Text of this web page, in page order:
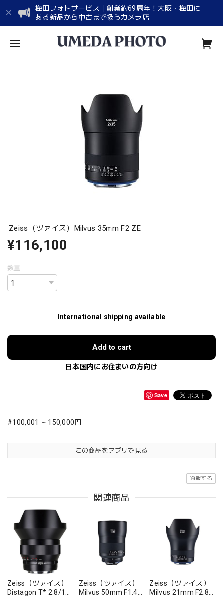
梅田フォトサービス｜創業約69周年！大阪・梅田に
ある新品から中古まで扱うカメラ店
Zeiss（ツァイス）Milvus 35mm F2 ZE
¥116,100
数量
International shipping available
Add to cart
日本国内にお住まいの方向け
Save
#100,001 ～150,000円
この商品をアプリで見る
通報する
関連商品
Zeiss（ツァイス）
Distagon T* 2.8/15
Zeiss（ツァイス）
Milvus 50mm F1.4
Zeiss（ツァイス）
Milvus 21mm F2.8